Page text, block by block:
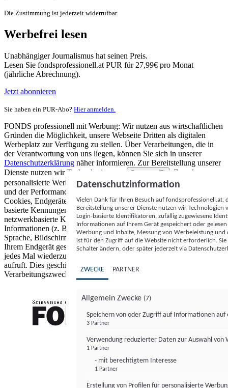
Die Zustimmung ist jederzeit widerrufbar.
Werbefrei lesen
Unabhängiger Journalismus hat seinen Preis.
Lesen Sie fondsprofessionell.at PUR für 27,99€ pro Monat
(jährliche Abrechnung).
Jetzt abonnieren
Sie haben ein PUR-Abo? Hier anmelden.
FONDS professionell mit Werbung: Wir nutzen aus wirtschaftlichen
Gründen die Möglichkeit, unsere Webseite Dritten als digitalen
Werbeplatz zur Verfügung zu stellen. Über Verarbeitungen, die in
der Verantwortung von uns liegen, können Sie sich in unserer
Datenschutzerklärung näher informieren. Zur Bereitstellung unserer
Dienste nutzen wir Technologien von
Partnern (5)
. Zwecke:
personalisierte Werbung und Inhalte, Messung von Werbeleistung
und der Performance von Inhalten sowie Zielgruppenforschung.
Cookies, Endgeräte- oder ähnliche Online-Kennungen (z. B. login-
basierte Kennungen, zufällig generierte Kennungen,
netzwerkbasierte Kennungen) können zusammen mit anderen
Informationen (z. B. Browsertyp und Browserinformationen,
Sprache, Bildschirmgröße, unterstützte Technologien usw.) auf
Ihrem Endgerät gespeichert oder von dort ausgelesen werden, um es
jedes Mal wiederzuerkennen, wenn es eine App oder einer Webseite
aufruft. Dies geschieht für einen oder mehrere der hier aufgeführten
Verarbeitungszwecke.
Datenschutzinformation
Vielen Dank für Ihren Besuch auf
Bereitstellung unserer Dienste nutzen wir Technologien
Login-basierte Identifikatoren, zufällig zugewiesene
Informationen auf Ihrem Gerät gespeichert oder
Werbung und Inhalte, Messung von Werbeleistung
ist für den Zugriff auf die Website nicht erforderlich.
Schalter ändern, oder später jederzeit via
ZWECKE PARTNER
Allgemein Zwecke (7)
Speichern von oder Zugriff auf Informationen auf
3 Partner
Verwendung reduzierter Daten zur Auswahl von
1 Partner
- mit berechtigtem Interesse
1 Partner
Erstellung von Profilen für personalisierte
FONDS professionell